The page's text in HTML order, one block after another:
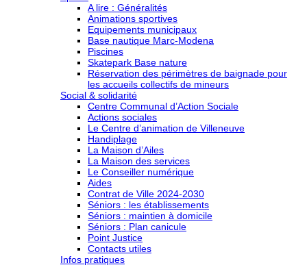
A lire : Généralités
Animations sportives
Equipements municipaux
Base nautique Marc-Modena
Piscines
Skatepark Base nature
Réservation des périmètres de baignade pour
les accueils collectifs de mineurs
Social & solidarité
Centre Communal d’Action Sociale
Actions sociales
Le Centre d’animation de Villeneuve
Handiplage
La Maison d’Ailes
La Maison des services
Le Conseiller numérique
Aides
Contrat de Ville 2024-2030
Séniors : les établissements
Séniors : maintien à domicile
Séniors : Plan canicule
Point Justice
Contacts utiles
Infos pratiques